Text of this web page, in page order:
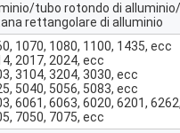
tubo rotondo di
rettangolare di alluminio
1070, 1080, 1100, 1435, ecc
2017, 2024, ecc
3104, 3204, 3030, ecc
5040, 5056, 5083, ecc
6061, 6063, 6020, 6201,
7050, 7075, ecc